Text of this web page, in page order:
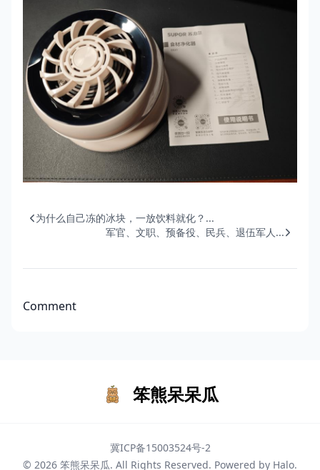
为什么自己冻的冰块，一放饮料就化？...
军官、文职、预备役、民兵、退伍军人...
Comment
笨熊呆呆瓜
冀ICP备15003524号-2
© 2026 笨熊呆呆瓜. All Rights Reserved. Powered by Halo.